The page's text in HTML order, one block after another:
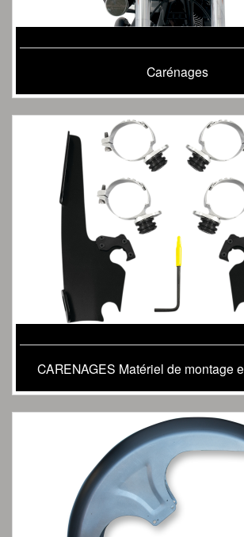
Carénages
CARENAGES Matériel de montage